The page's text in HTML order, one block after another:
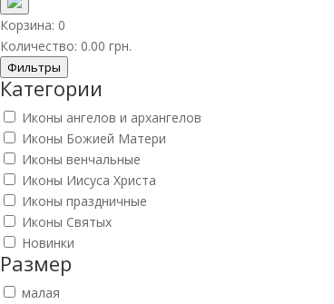
Корзина: 0
Количество: 0.00 грн.
Фильтры
Категории
Иконы ангелов и архангелов
Иконы Божией Матери
Иконы венчальные
Иконы Иисуса Христа
Иконы праздничные
Иконы Святых
Новинки
Размер
малая